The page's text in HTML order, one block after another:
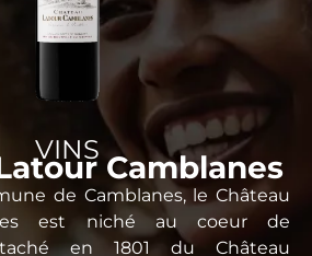
VINSCamblanes
de Camblanes, le Château
est niché au coeur de
en 1801 du Château